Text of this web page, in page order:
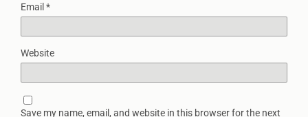
Email *
Website
Save my name, email, and website in this browser for the next